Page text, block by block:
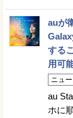
auが
する
用可
ニュ
au
ホに